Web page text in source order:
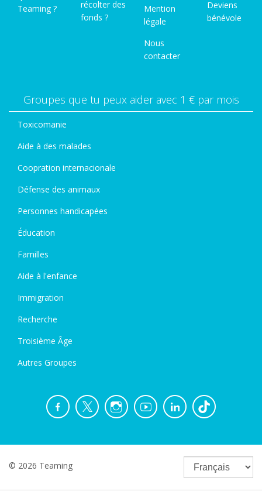
Teaming ?
récolter des
fonds ?
Mention
légale
Nous
contacter
Deviens
bénévole
Groupes que tu peux aider avec 1 € par mois
Toxicomanie
Aide à des malades
Coopration internacionale
Défense des animaux
Personnes handicapées
Éducation
Familles
Aide à l'enfance
Immigration
Recherche
Troisième Âge
Autres Groupes
© 2026 Teaming